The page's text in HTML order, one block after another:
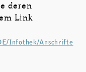
deren
Link
Infothek/Anschrifte